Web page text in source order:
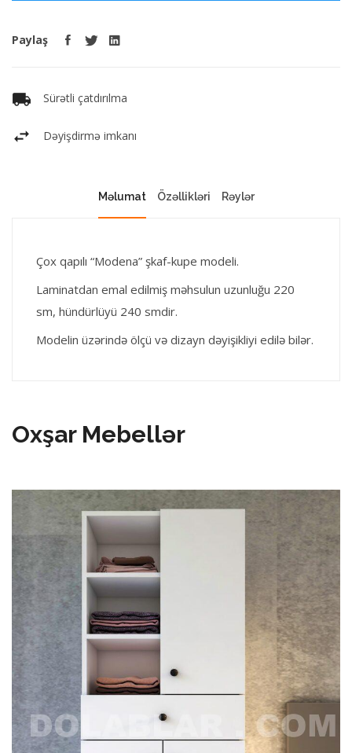
Paylaş
Sürətli çatdırılma
Dəyişdirmə imkanı
Məlumat Özəllikləri Rəylər
Çox qapılı “Modena” şkaf-kupe modeli.
Laminatdan emal edilmiş məhsulun uzunluğu 220
sm, hündürlüyü 240 smdir.
Modelin üzərində ölçü və dizayn dəyişikliyi edilə bilər.
Oxşar Mebellər